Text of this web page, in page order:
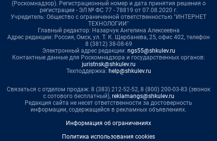
(Роскомнадзор). Регистрационный номер и дата принятия решения о
регистрации - ЭЛ № ФС 77 - 78819 от 07.08.2020 г.
Учредитель: Общество с ограниченной ответственностью "ИНТЕРНЕТ
ТЕХНОЛОГИИ"
Главный редактор: Назарчук Ангелина Алексеевна
Адрес редакции: Россия, Омск, ул. Т. К. Щербанева, 25, офис 402, телефон
8 (3812) 38-08-69
Электронный адрес редакции: ngs55@shkulev.ru
Контактные данные для Роскомнадзора и государственных органов:
juristnsk@shkulev.ru
Техподдержка: help@shkulev.ru
Связаться с отделом продаж: 8 (383) 212-52-52, 8 (800) 200-03-83 (звонок
с сотового бесплатный), reklamangs@shkulev.ru
Редакция сайта не несет ответственности за достоверность
информации, содержащейся в рекламных объявлениях.
Информация об ограничениях
Политика использования cookies